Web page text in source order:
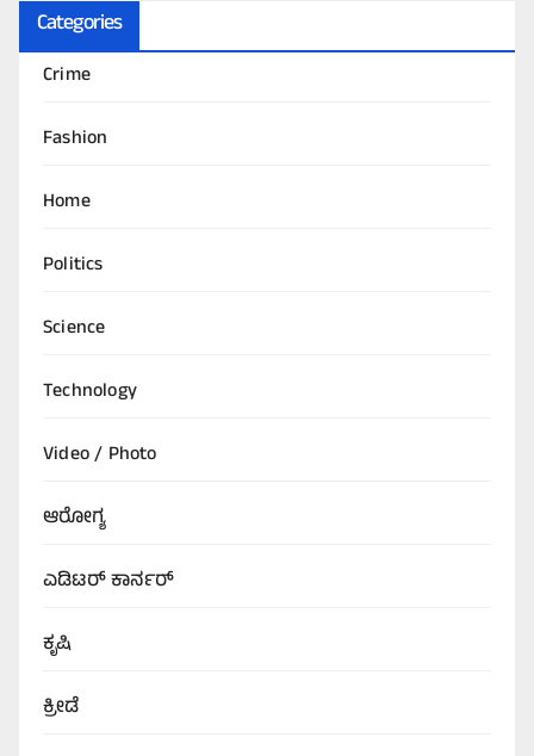
Categories
Crime
Fashion
Home
Politics
Science
Technology
Video / Photo
ಆರೋಗ್ಯ
ಎಡಿಟರ್‌ ಕಾರ್ನರ್
ಕೃಷಿ
ಕ್ರೀಡೆ